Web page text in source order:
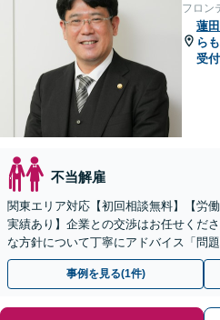
フロン
蓮
ら
受
不当解雇
関東エリア対応【初回相談無料】【労
実績あり】企業との交渉はお任せくだ
な方針について丁寧にアドバイス「問
業さまも、ぜひご相談ください」【休
事例を見る(1件)